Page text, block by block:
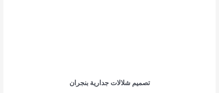
تصميم شلالات جدارية بنجران